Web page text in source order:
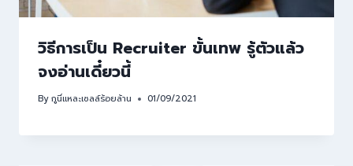
วิธีการเป็น Recruiter ขั้นเทพ รู้ตัวแล้ว
จงอ่านเดี๋ยวนี้
Byกูนี่แหละเซลล์ร้อยล้าน 01/09/2021